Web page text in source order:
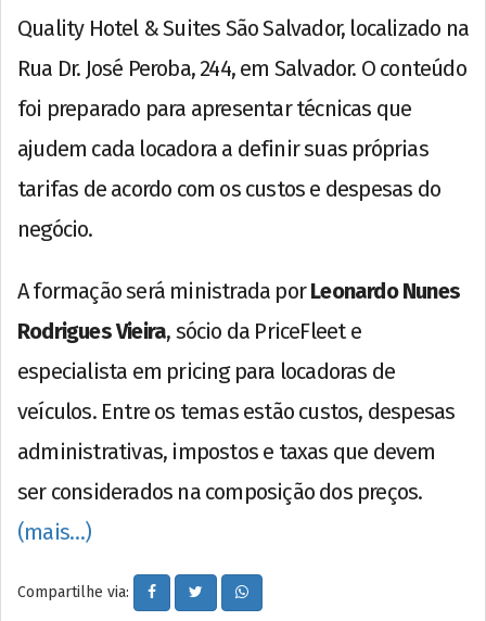
Quality Hotel & Suites São Salvador, localizado na
Rua Dr. José Peroba, 244, em Salvador. O conteúdo
foi preparado para apresentar técnicas que
ajudem cada locadora a definir suas próprias
tarifas de acordo com os custos e despesas do
negócio.
A formação será ministrada porLeonardo Nunes
Rodrigues Vieira, sócio da PriceFleet e
especialista em pricing para locadoras de
veículos. Entre os temas estão custos, despesas
administrativas, impostos e taxas que devem
ser considerados na composição dos preços.
(mais…)
Compartilhe via: